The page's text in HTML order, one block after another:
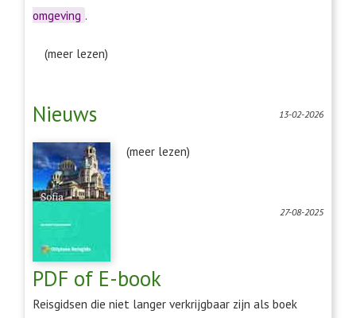
omgeving .
(meer lezen)
13-02-2026
Nieuws
(meer lezen)
27-08-2025
PDF of E-book
Reisgidsen die niet langer verkrijgbaar zijn als boek